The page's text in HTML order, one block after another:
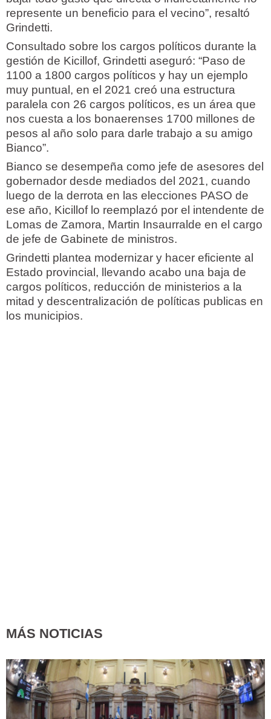
represente un beneficio para el vecino”, resaltó
Grindetti.
Consultado sobre los cargos políticos durante la
gestión de Kicillof, Grindetti aseguró: “Paso de
1100 a 1800 cargos políticos y hay un ejemplo
muy puntual, en el 2021 creó una estructura
paralela con 26 cargos políticos, es un área que
nos cuesta a los bonaerenses 1700 millones de
pesos al año solo para darle trabajo a su amigo
Bianco”.
Bianco se desempeña como jefe de asesores del
gobernador desde mediados del 2021, cuando
luego de la derrota en las elecciones PASO de
ese año, Kicillof lo reemplazó por el intendente de
Lomas de Zamora, Martin Insaurralde en el cargo
de jefe de Gabinete de ministros.
Grindetti plantea modernizar y hacer eficiente al
Estado provincial, llevando acabo una baja de
cargos políticos, reducción de ministerios a la
mitad y descentralización de políticas publicas en
los municipios.
MÁS NOTICIAS